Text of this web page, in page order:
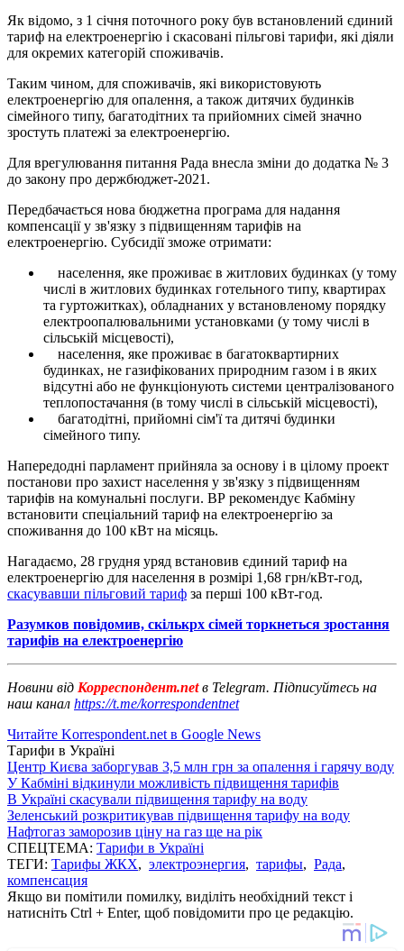
Як відомо, з 1 січня поточного року був встановлений єдиний
тариф на електроенергію і скасовані пільгові тарифи, які діяли
для окремих категорій споживачів.
Таким чином, для споживачів, які використовують
електроенергію для опалення, а також дитячих будинків
сімейного типу, багатодітних та прийомних сімей значно
зростуть платежі за електроенергію.
Для врегулювання питання Рада внесла зміни до додатка № 3
до закону про держбюджет-2021.
Передбачається нова бюджетна програма для надання
компенсації у зв'язку з підвищенням тарифів на
електроенергію. Субсидії зможе отримати:
населення, яке проживає в житлових будинках (у тому
числі в житлових будинках готельного типу, квартирах
та гуртожитках), обладнаних у встановленому порядку
електроопалювальними установками (у тому числі в
сільській місцевості),
населення, яке проживає в багатоквартирних
будинках, не газифікованих природним газом і в яких
відсутні або не функціонують системи централізованого
теплопостачання (в тому числі в сільській місцевості),
багатодітні, прийомні сім'ї та дитячі будинки
сімейного типу.
Напередодні парламент прийняла за основу і в цілому проект
постанови про захист населення у зв'язку з підвищенням
тарифів на комунальні послуги. ВР рекомендує Кабміну
встановити спеціальний тариф на електроенергію за
споживання до 100 кВт на місяць.
Нагадаємо, 28 грудня уряд встановив єдиний тариф на
електроенергію для населення в розмірі 1,68 грн/кВт-год,
скасувавши пільговий тариф за перші 100 кВт-год.
Разумков повідомив, скількрх сімей торкнеться зростання
тарифів на електроенергію
Новини від Корреспондент.netв Telegram. Підписуйтесь на
наш канал https://t.me/korrespondentnet
Читайте Korrespondent.net в Google News
Тарифи в Україні
Центр Києва заборгував 3,5 млн грн за опалення і гарячу воду
У Кабміні відкинули можливість підвищення тарифів
В Україні скасували підвищення тарифу на воду
Зеленський розкритикував підвищення тарифу на воду
Нафтогаз заморозив ціну на газ ще на рік
СПЕЦТЕМА: Тарифи в Україні
ТЕГИ: Тарифы ЖКХ, электроэнергия, тарифы, Рада,
компенсация
Якщо ви помітили помилку, виділіть необхідний текст і
натисніть Ctrl + Enter, щоб повідомити про це редакцію.